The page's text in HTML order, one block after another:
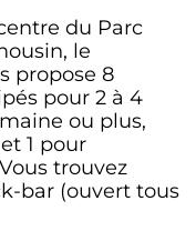
du Parc
le
propose 8
pour 2 à 4
ou plus,
1 pour
trouvez
bar (ouvert tous